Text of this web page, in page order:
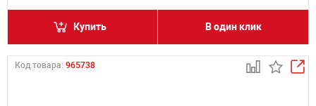
Купить В один клик
Код товара: 965738